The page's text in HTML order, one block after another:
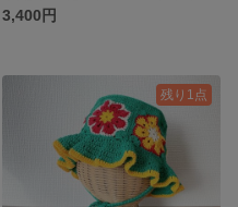
3,400円
残り1点